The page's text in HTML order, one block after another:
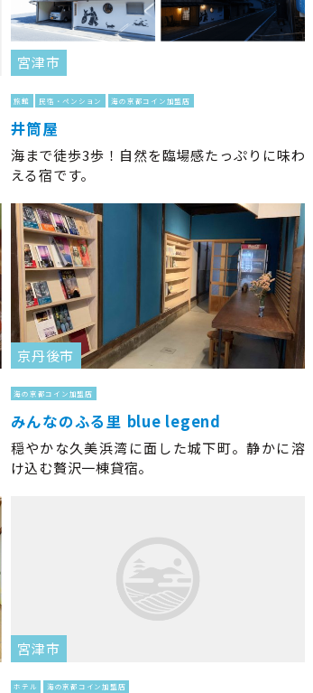
宮津市
旅館 民宿・ペンション 海の京都コイン加盟店
井筒屋
海まで徒歩3歩！自然を臨場感たっぷりに味わ
える宿です。
京丹後市
海の京都コイン加盟店
みんなのふる里 blue legend
穏やかな久美浜湾に面した城下町。静かに溶
け込む贅沢一棟貸宿。
宮津市
ホテル 海の京都コイン加盟店